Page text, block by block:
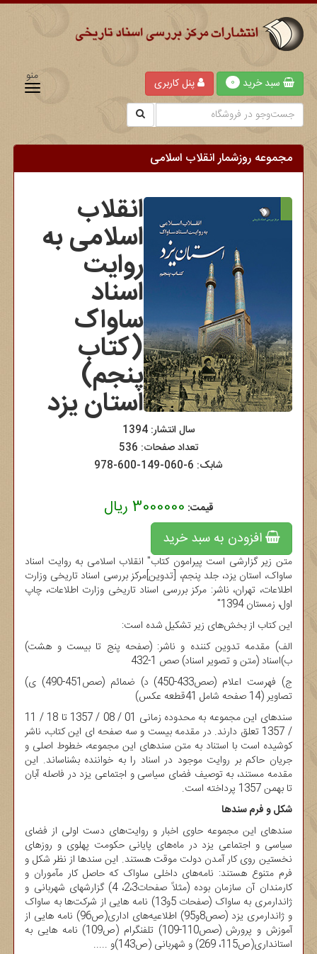
منو سبد خرید 0 پنل کاربری
مجموعه روزشمار انقلاب اسلامی
انقلاب
اسلامی به
روایت
اسناد
ساواک
(کتاب
پنجم)
استان یزد
سال انتشار: 1394
تعداد صفحات: 536
شابک: 978-600-149-060-6
قیمت: 3000000 ریال
افزودن به سبد خرید
متن زیر گزارشی است پیرامون کتاب" انقلاب اسلامی به روایت اسناد
ساواک، استان یزد، جلد پنجم، [تدوین]مرکز بررسی اسناد تاریخی وزارت
اطلاعات، تهران، ناشر: مرکز بررسی اسناد تاریخی وزارت اطلاعات، چاپ
اول، زمستان 1394"
این کتاب از بخش‌های زیر تشکیل شده است:
الف) مقدمه تدوین کننده و ناشر: (صفحه پنج تا بیست و هشت)
ب)اسناد (متن و تصویر اسناد) صص 1-432
ج) فهرست اعلام (صص433-450) د) ضمائم (صص451-490) ی)
تصاویر (14 صفحه شامل 41قطعه عکس)
سندهای این مجموعه به محدوده زمانی 01 / 08 / 1357 تا 18 / 11
/ 1357 تعلق دارند. در مقدمه بیست و سه صفحه ای این کتاب، ناشر
کوشیده است با استناد به متن سندهای این مجموعه، خطوط اصلی و
جریان حاکم بر روایت موجود در اسناد را به خواننده بشناساند. این
مقدمه مستند، به توصیف فضای سیاسی و اجتماعی یزد در فاصله آبان
تا بهمن 1357 پرداخته است.
شکل و فرم سندها
سندهای این مجموعه حاوی اخبار و روایت‌های دست اولی از فضای
سیاسی و اجتماعی یزد در ماه‌های پایانی حکومت پهلوی و روزهای
نخستین روی کار آمدن دولت موقت هستند. این سندها از نظر شکل و
فرم متنوع هستند: نامه‌های داخلی ساواک که حاصل کار مآموران و
کارمندان آن سازمان بوده (مثلاً صفحات2،3، 4) گزارشهای شهربانی و
ژاندارمری به ساواک (صفحات 5و13) نامه هایی از شرکت‌ها به ساواک
و ژاندارمری یزد (صص8و95) اطلاعیه‌های اداری(ص96) نامه هایی از
آموزش و پرورش (صص110-109) تلفنگرام (ص109) نامه هایی به
استانداری(ص115، 269) و شهربانی (ص143)و .....